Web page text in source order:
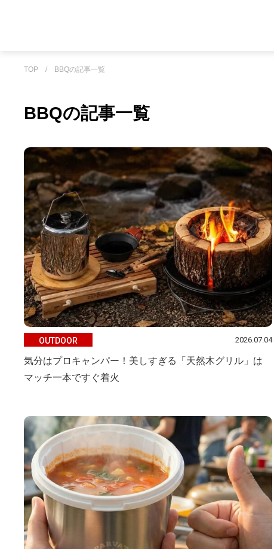
TOP / BBQの記事一覧
BBQの記事一覧
OUTDOOR 2026.07.04
気分はプロキャンパー！美しすぎる「天然木グリル」は
マッチ一本ですぐ着火